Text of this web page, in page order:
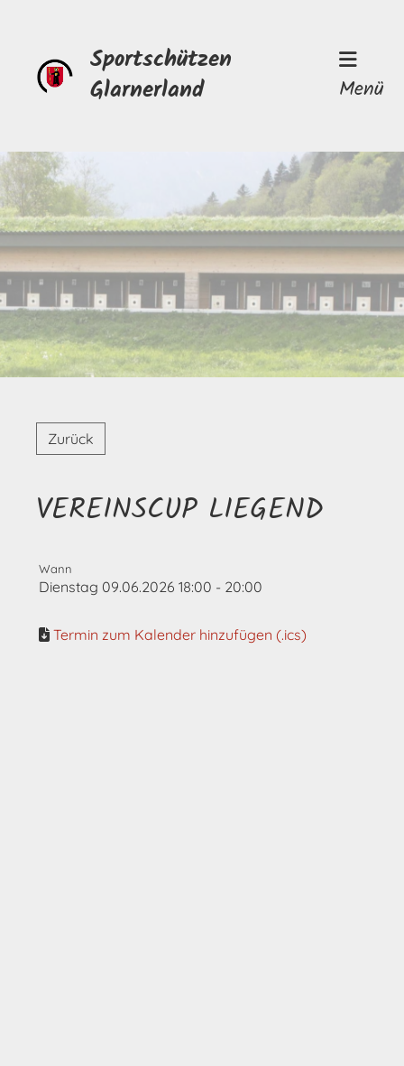
Sportschützen
Glarnerland
Menü
Zurück
VEREINSCUP LIEGEND
Wann
Dienstag 09.06.2026 18:00 - 20:00
Termin zum Kalender hinzufügen (.ics)